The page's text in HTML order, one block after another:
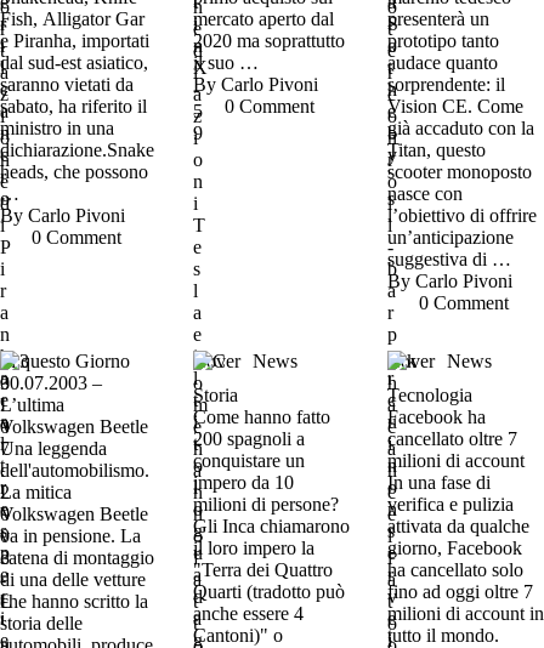
Fish, Alligator Gar
e Piranha, importati
dal sud-est asiatico,
saranno vietati da
sabato, ha riferito il
ministro in una
dichiarazione.Snake
heads, che possono
…
By Carlo Pivoni
0 Comment
mercato aperto dal
2020 ma soprattutto
il suo …
By Carlo Pivoni
0 Comment
presenterà un
prototipo tanto
audace quanto
sorprendente: il
Vision CE. Come
già accaduto con la
Titan, questo
scooter monoposto
nasce con
l’obiettivo di offrire
un’anticipazione
suggestiva di …
By Carlo Pivoni
0 Comment
In questo Giorno
30.07.2003 –
L’ultima
Volkswagen Beetle
Una leggenda
dell'automobilismo.
La mitica
Volkswagen Beetle
va in pensione. La
catena di montaggio
di una delle vetture
che hanno scritto la
storia delle
Cover News
Storia
Come hanno fatto
200 spagnoli a
conquistare un
impero da 10
milioni di persone?
Gli Inca chiamarono
il loro impero la
"Terra dei Quattro
Quarti (tradotto può
anche essere 4
Cantoni)" o
Cover
News
Tecnologia
Facebook ha
cancellato oltre 7
milioni di account
In una fase di
verifica e pulizia
attivata da qualche
giorno, Facebook
ha cancellato solo
fino ad oggi oltre 7
milioni di account in
tutto il mondo.